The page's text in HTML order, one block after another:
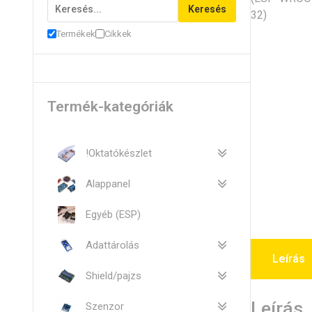
Leírás
Keresés
Termékek Cikkek
Termék-kategóriák
!Oktatókészlet
Alappanel
Egyéb (ESP)
Adattárolás
Shield/pajzs
Szenzor